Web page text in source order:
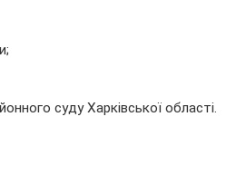
суду Харківської області.